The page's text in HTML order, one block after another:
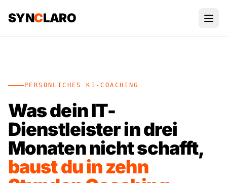
SYNCLARO
PERSÖNLICHES KI-COACHING
Was dein IT-
Dienstleister in drei
Monaten nicht schafft,
baust du in zehn